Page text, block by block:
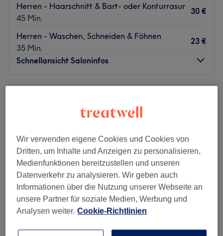
Herren - Haarschnitt & Bart- oder Konturrasur
45 Min.
30 €
Herren - Waschen, Schneiden & Föhnen
35 Min.
23 €
Schnellansicht Saloninfos
Montag 10:00–19:00
Freitag
10:00– 19:00
Samstag
10:00–18:00
Sonntag
Geschlossen
Gönne dir eine Auszeit und einen neuen Haarschnitt im
renommierten Barbershop Iboo´s Barber Club in
Düsseldorf. Ob Fade Cut, Bart Trimmen oder Waxing, hier
zurück und genieße die Auszeit, du hast sie dir verdient!
Wir verwenden eigene Cookies und Cookies von
Dritten, um Inhalte und Anzeigen zu personalisieren,
Medienfunktionen bereitzustellen und unseren
Datenverkehr zu analysieren. Wir geben auch
Informationen über die Nutzung unserer Webseite an
unsere Partner für soziale Medien, Werbung und
Analysen weiter. Cookie-Richtlinien